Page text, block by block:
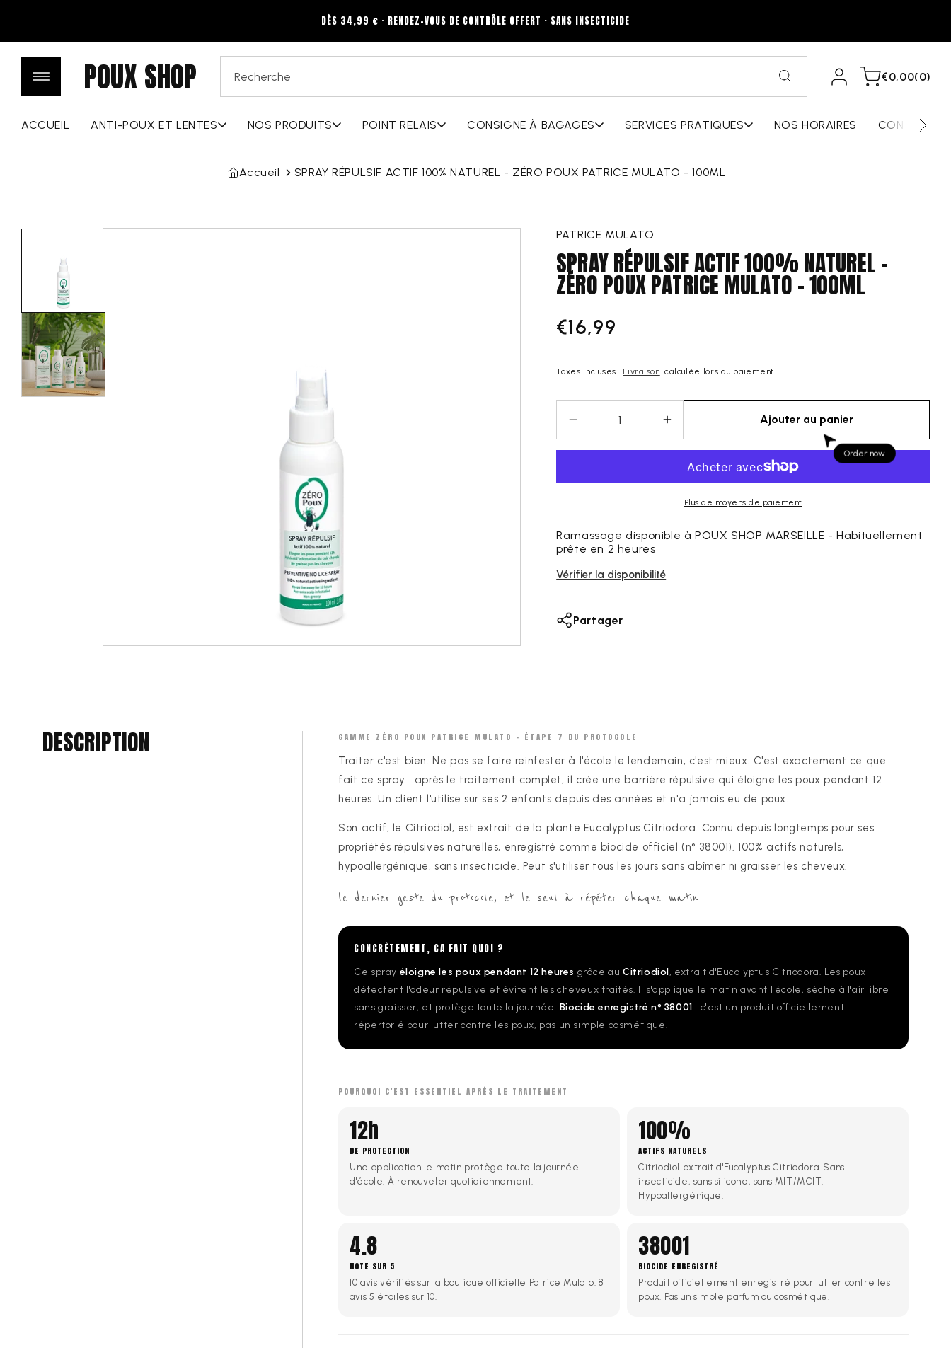
DÈS 34,99 € · RENDEZ-VOUS DE CONTRÔLE OFFERT · SANS INSECTICIDE
POUX SHOP Recherche
connecter
Panier
€0,00(0)
0
article
ACCUEIL ANTI-POUX ET LENTES NOS PRODUITS POINT RELAIS CONSIGNE À BAGAGES SERVICES PRATIQUES NOS HORAIRES CONTACT &
Accueil SPRAY RÉPULSIF ACTIF 100% NATUREL - ZÉRO POUX PATRICE MULATO - 100ML
Aller aux
PATRICE MULATO
SPRAY RÉPULSIF ACTIF 100% NATUREL -
ZÉRO POUX PATRICE MULATO - 100ML
Prix
€16,99
Taxes incluses. Livraison calculée lors du paiement.
Diminuer
la
100%
NATUREL
-
ZÉRO
PATRICE
MULATO
Augmenter
la
pour
RÉPULSIF
100%
ZÉRO
Ajouter au panier
Plus de moyens de paiement
Order now
Ramassage disponible à POUX SHOP MARSEILLE - Habituellement
prête en 2 heures
Vérifier la disponibilité
Partager
DESCRIPTION GAMME ZÉRO POUX PATRICE MULATO - ÉTAPE 7 DU PROTOCOLE
Traiter c'est bien. Ne pas se faire reinfester à l'école le lendemain, c'est mieux. C'est exactement ce que
fait ce spray : après le traitement complet, il crée une barrière répulsive qui éloigne les poux pendant 12
heures. Un client l'utilise sur ses 2 enfants depuis des années et n'a jamais eu de poux.
Son actif, le Citriodiol, est extrait de la plante Eucalyptus Citriodora. Connu depuis longtemps pour ses
propriétés répulsives naturelles, enregistré comme biocide officiel (n° 38001). 100% actifs naturels,
hypoallergénique, sans insecticide. Peut s'utiliser tous les jours sans abîmer ni graisser les cheveux.
le dernier geste du protocole, et le seul à répéter chaque matin
CONCRÈTEMENT, CA FAIT QUOI ?
Ce spray éloigne les poux pendant 12 heures grâce au Citriodiol, extrait d'Eucalyptus Citriodora. Les poux
détectent l'odeur répulsive et évitent les cheveux traités. Il s'applique le matin avant l'école, sèche à l'air libre
sans graisser, et protège toute la journée. Biocide enregistré n° 38001 : c'est un produit officiellement
répertorié pour lutter contre les poux, pas un simple cosmétique.
POURQUOI C'EST ESSENTIEL APRÈS LE TRAITEMENT
12h
DE PROTECTION
Une application le matin protège toute la journée
d'école. À renouveler quotidiennement.
100%
ACTIFS NATURELS
Citriodiol extrait d'Eucalyptus Citriodora. Sans
insecticide, sans silicone, sans MIT/MCIT.
Hypoallergénique.
4.8
NOTE SUR 5
10 avis vérifiés sur la boutique officielle Patrice Mulato. 8
avis 5 étoiles sur 10.
38001
BIOCIDE ENREGISTRÉ
Produit officiellement enregistré pour lutter contre les
poux. Pas un simple parfum ou cosmétique.